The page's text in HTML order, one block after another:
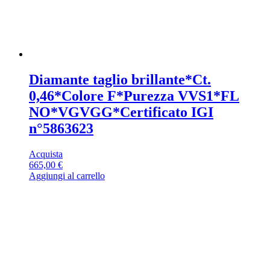
Diamante taglio brillante*Ct.
0,46*Colore F*Purezza VVS1*FL
NO*VGVGG*Certificato IGI
n°5863623
Acquista
665,00 €
Aggiungi al carrello